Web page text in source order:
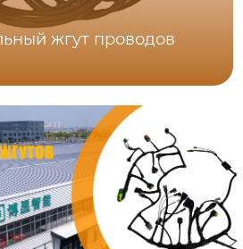
жгут проводов